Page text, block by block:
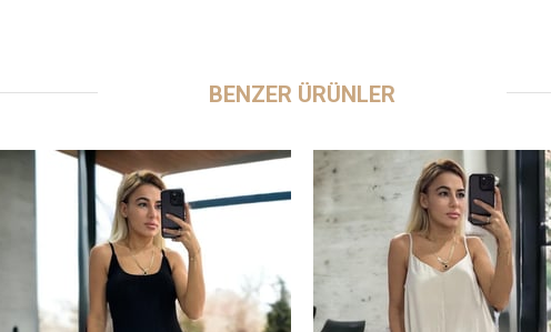
BENZER ÜRÜNLER